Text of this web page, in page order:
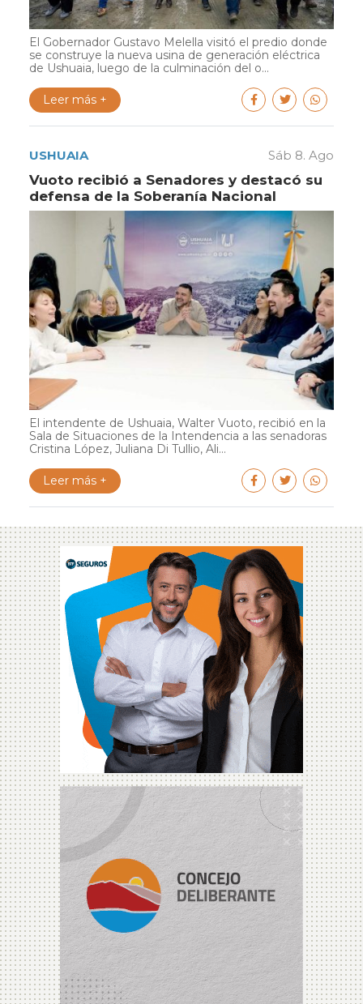
El Gobernador Gustavo Melella visitó el predio donde
se construye la nueva usina de generación eléctrica
de Ushuaia, luego de la culminación del o...
Leer más +
USHUAIA Sáb 8. Ago
Vuoto recibió a Senadores y destacó su
defensa de la Soberanía Nacional
El intendente de Ushuaia, Walter Vuoto, recibió en la
Sala de Situaciones de la Intendencia a las senadoras
Cristina López, Juliana Di Tullio, Ali...
Leer más +